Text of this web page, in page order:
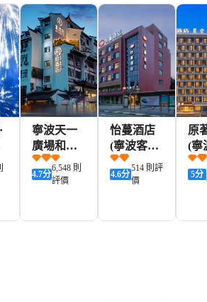
寧波天一
廣場和酒
店(鼓樓地
鐵站店)
4.7分
6,548 則
評價
怡蔓酒店
(寧波客運
中心店)
4.6分
514 則評
價
原
(寧
澥
5分